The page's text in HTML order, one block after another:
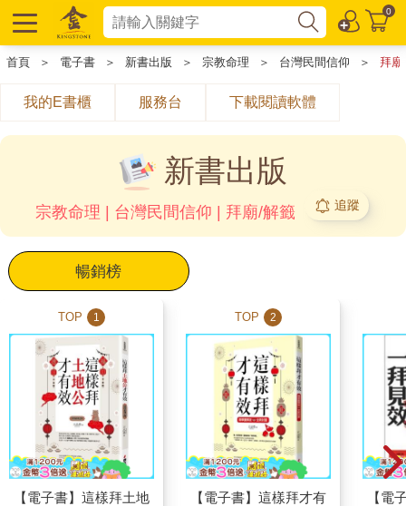
0
首頁 ＞ 電子書 ＞ 新書出版 ＞ 宗教命理 ＞ 台灣民間信仰 ＞ 拜
我的E書櫃 服務台 下載閱讀軟體
新書出版
宗教命理 | 台灣民間信仰 | 拜廟/解籤 追蹤
暢銷榜
TOP 1
【電子書】這樣拜土地
TOP 2
【電子書】這樣拜才有
【電